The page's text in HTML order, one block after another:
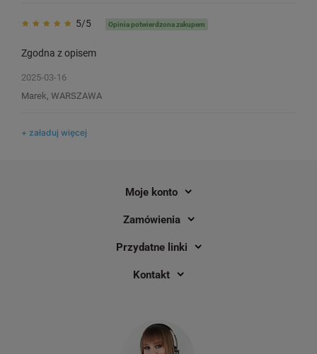
5/5 Opinia potwierdzona zakupem
Zgodna z opisem
2025-03-16
Marek, WARSZAWA
+ załaduj więcej
Moje konto
Zamówienia
Przydatne linki
Kontakt